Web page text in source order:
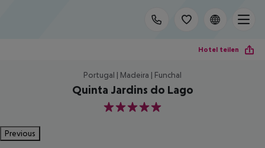
Hotel teilen
Portugal | Madeira | Funchal
Quinta Jardins do Lago
5
Previous